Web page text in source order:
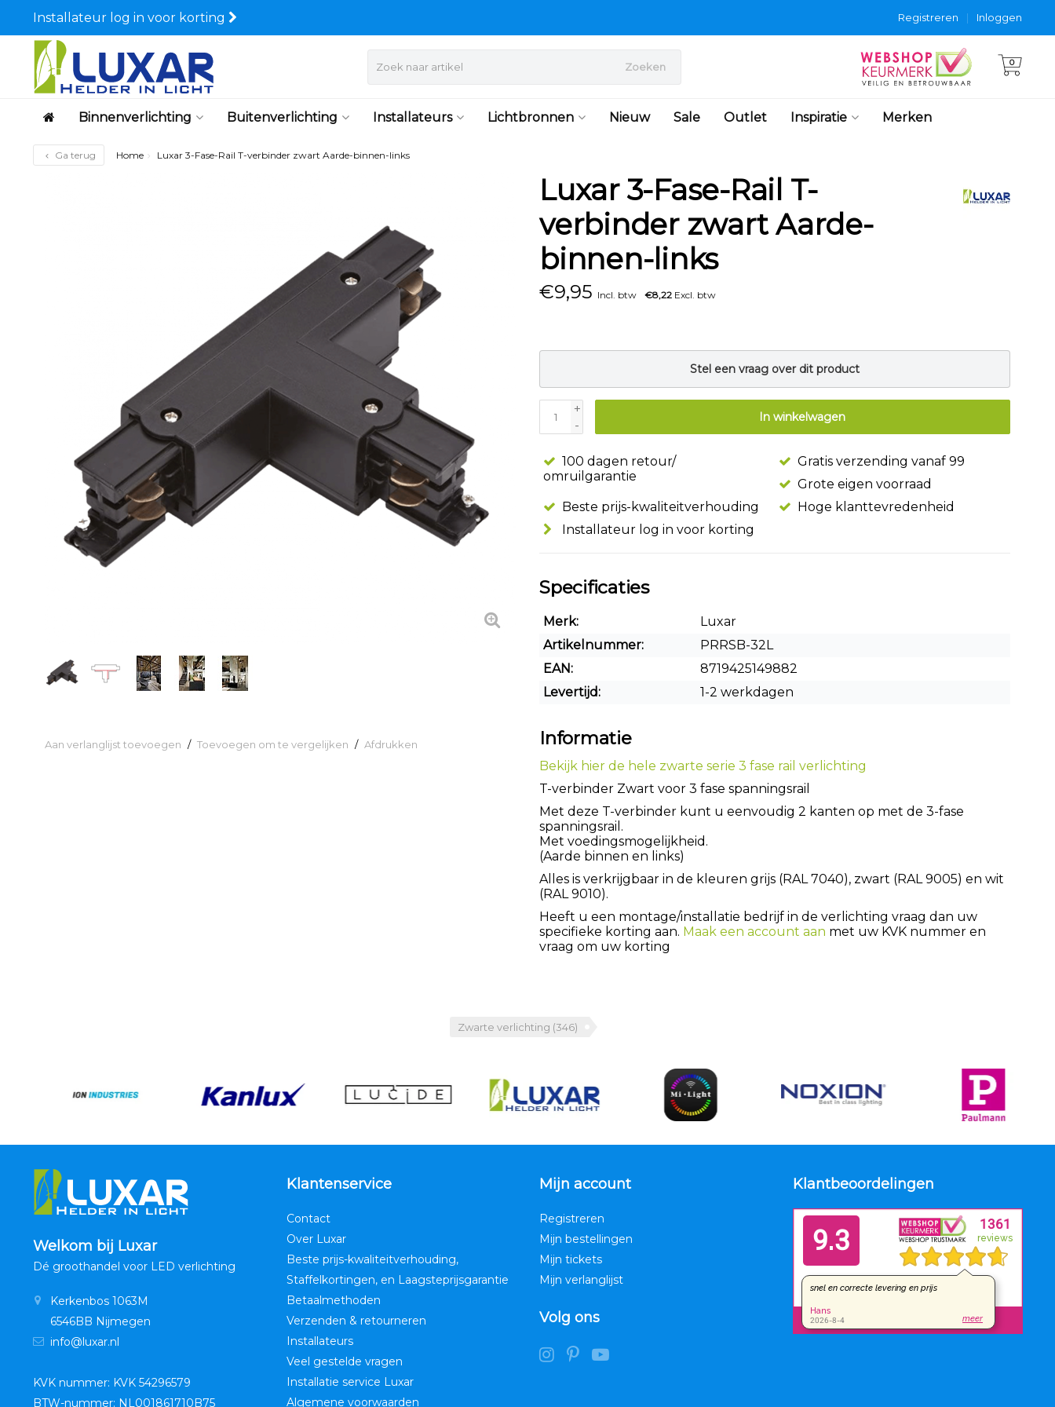
Installateur log in voor korting Inloggen
|
Registreren
Zoeken 0
Binnenverlichting Buitenverlichting Installateurs Lichtbronnen Nieuw Sale Outlet Inspiratie Merken
Ga terug Home Luxar 3-Fase-Rail T-verbinder zwart Aarde-binnen-links
Aan verlanglijst toevoegen / Toevoegen om te vergelijken / Afdrukken
Luxar 3-Fase-Rail T-
verbinder zwart Aarde-
binnen-links
€9,95 Incl. btw €8,22 Excl. btw
Stel een vraag over dit product
+
-
In winkelwagen
100 dagen retour/
omruilgarantie
Gratis verzending vanaf 99
Grote eigen voorraad
Beste prijs-kwaliteitverhouding
Hoge klanttevredenheid
Installateur log in voor korting
Specificaties
Merk:
Luxar
Artikelnummer:
PRRSB-32L
EAN:
8719425149882
Levertijd:
1-2 werkdagen
Informatie
Bekijk hier de hele zwarte serie 3 fase rail verlichting
T-verbinder Zwart voor 3 fase spanningsrail
Met deze T-verbinder kunt u eenvoudig 2 kanten op met de 3-fase
spanningsrail.
Met voedingsmogelijkheid.
(Aarde binnen en links)
Alles is verkrijgbaar in de kleuren grijs (RAL 7040), zwart (RAL 9005) en wit
(RAL 9010).
Heeft u een montage/installatie bedrijf in de verlichting vraag dan uw
specifieke korting aan. Maak een account aan met uw KVK nummer en
vraag om uw korting
Zwarte verlichting (346)
Welkom bij Luxar
Dé groothandel voor LED verlichting
Kerkenbos 1063M
6546BB Nijmegen
info@luxar.nl
KVK nummer: KVK 54296579
BTW-nummer: NL001861710B75
Klantenservice
Contact
Over Luxar
Beste prijs-kwaliteitverhouding,
Staffelkortingen, en Laagsteprijsgarantie
Betaalmethoden
Verzenden & retourneren
Installateurs
Veel gestelde vragen
Installatie service Luxar
Algemene voorwaarden
Mijn account
Registreren
Mijn bestellingen
Mijn tickets
Mijn verlanglijst
Volg ons
Klantbeoordelingen